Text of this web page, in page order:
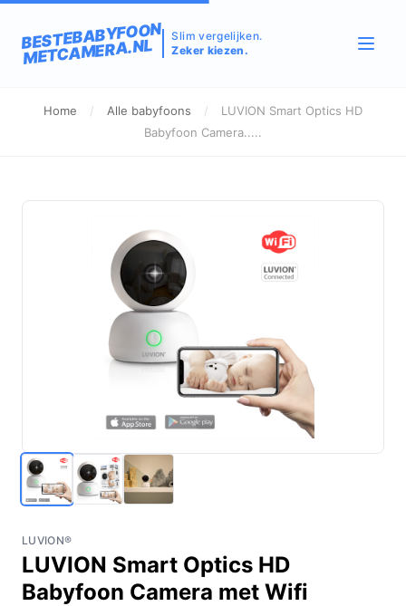
BESTEBABYFOON
METCAMERA.NL
Slim vergelijken.
Zeker kiezen.
Home / Alle babyfoons /
LUVION Smart Optics HD
Babyfoon Camera.....
LUVION®
LUVION Smart Optics HD
Babyfoon Camera met Wifi